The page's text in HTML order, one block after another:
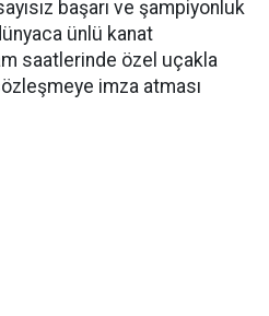
başarı ve şampiyonluk
ünlü kanat
saatlerinde özel uçakla
imza atması